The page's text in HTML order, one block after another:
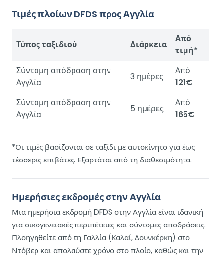
Τιμές πλοίων DFDS προς Αγγλία
Τύπος ταξιδιού Διάρκεια
Από
τιμή*
Σύντομη απόδραση στην
Αγγλία
3 ημέρες
Από
121€
Σύντομη απόδραση στην
Αγγλία
5 ημέρες
Από
165€
*Οι τιμές βασίζονται σε ταξίδι με αυτοκίνητο για έως
τέσσερις επιβάτες. Εξαρτάται από τη διαθεσιμότητα.
Ημερήσιες εκδρομές στην Αγγλία
Μια ημερήσια εκδρομή DFDS στην Αγγλία είναι ιδανική
για οικογενειακές περιπέτειες και σύντομες αποδράσεις.
Πλοηγηθείτε από τη Γαλλία (Καλαί, Δουνκέρκη) στο
Ντόβερ και απολαύστε χρόνο στο πλοίο, καθώς και την